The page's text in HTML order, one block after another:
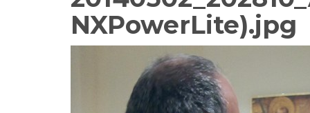
NXPowerLite).jpg